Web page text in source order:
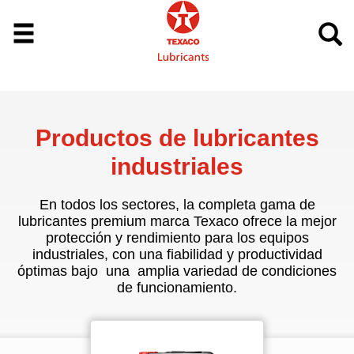
Productos de lubricantes
industriales
En todos los sectores, la completa gama de
lubricantes premium marca Texaco ofrece la mejor
protección y rendimiento para los equipos
industriales, con una fiabilidad y productividad
óptimas bajo una amplia variedad de condiciones
de funcionamiento.